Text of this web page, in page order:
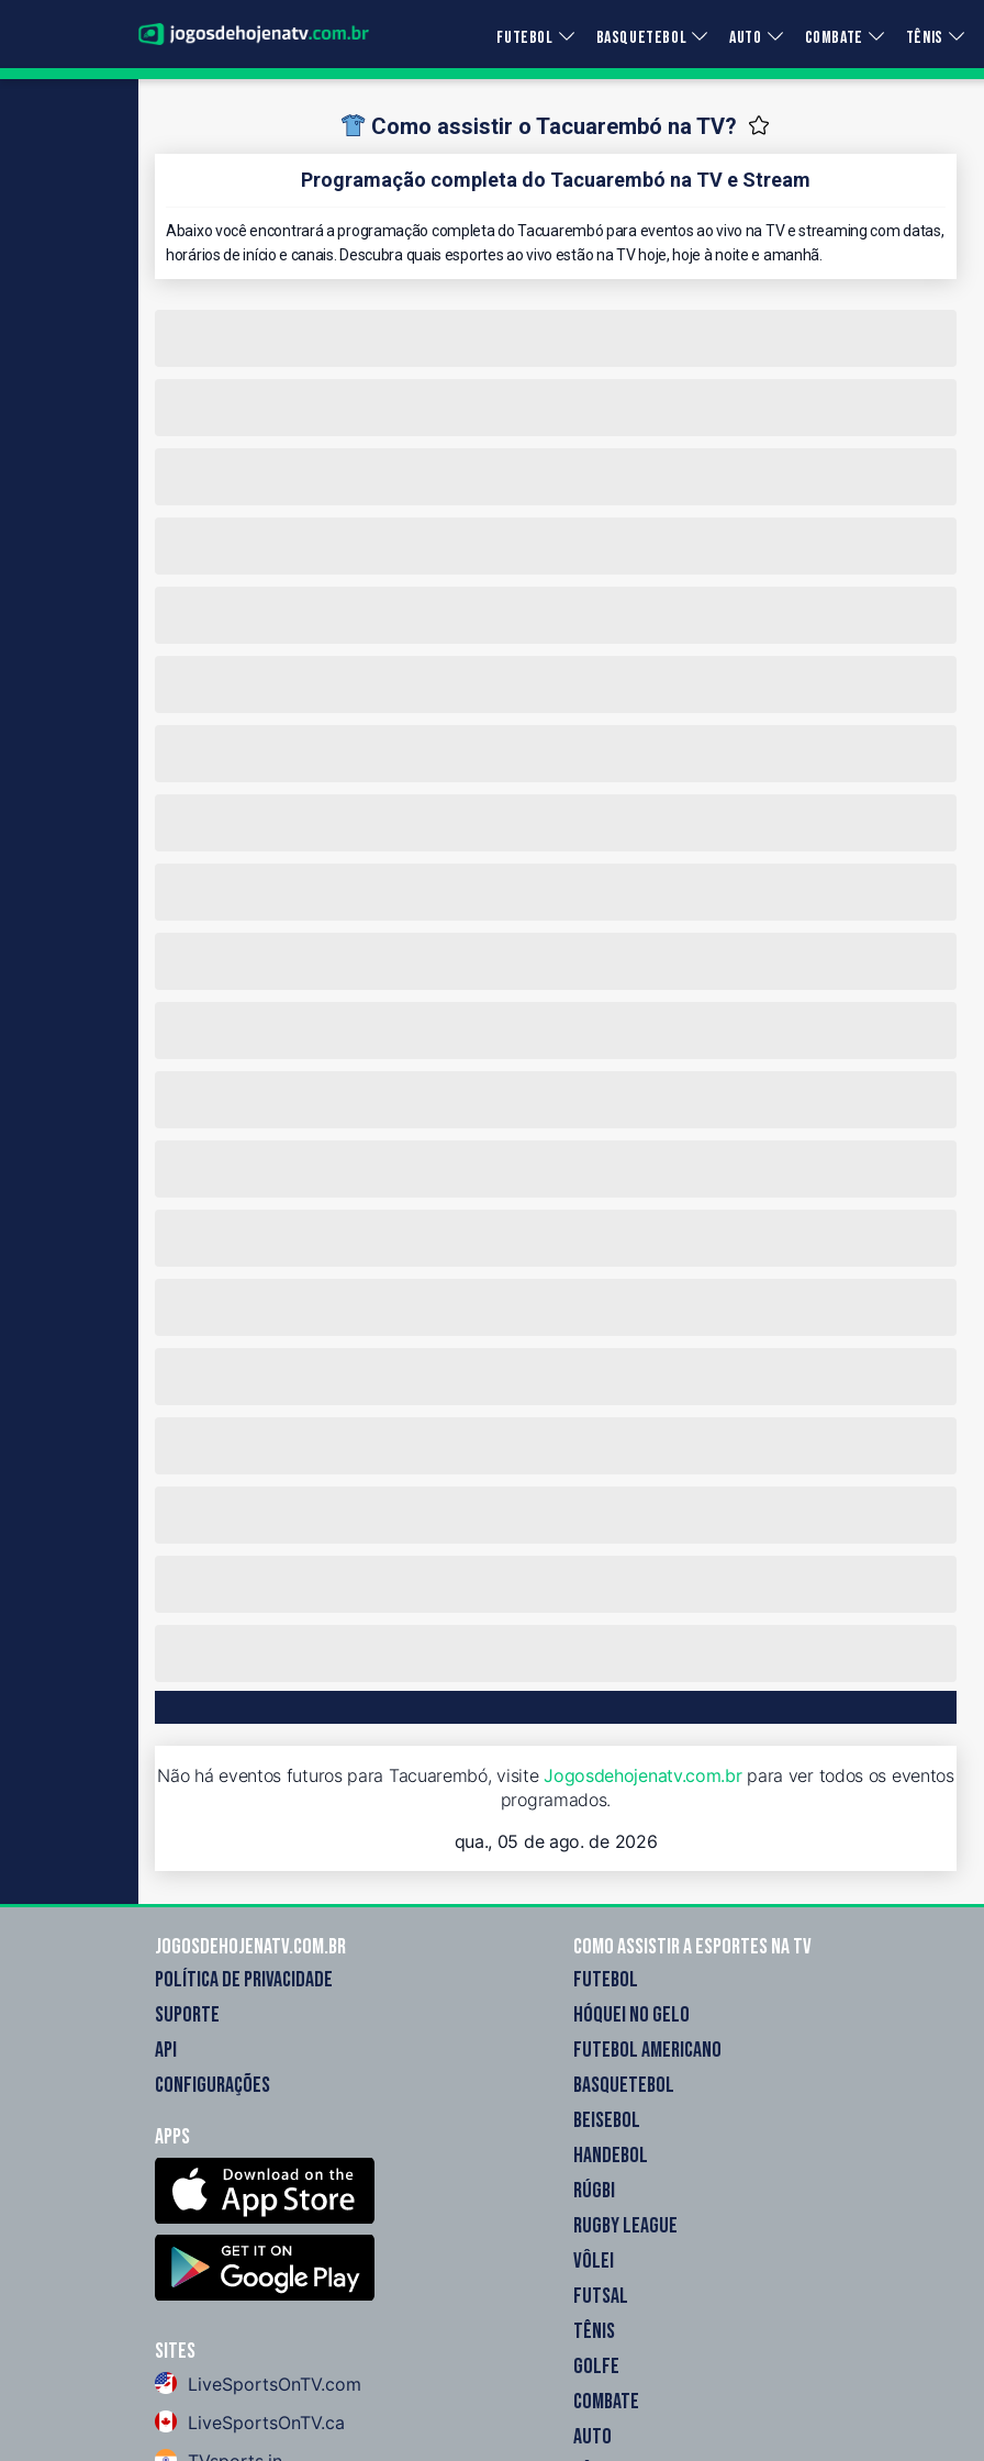
FUTEBOL BASQUETEBOL AUTO COMBATE TÊNIS
Como assistir o Tacuarembó na TV?
Programação completa do Tacuarembó na TV e Stream
Abaixo você encontrará a programação completa do Tacuarembó para eventos ao vivo na TV e streaming com datas,
horários de início e canais. Descubra quais esportes ao vivo estão na TV hoje, hoje à noite e amanhã.
Não há eventos futuros para Tacuarembó, visiteJogosdehojenatv.com.brpara ver todos os eventos
programados.
qua., 05 de ago. de 2026
Jogosdehojenatv.com.br
POLÍTICA DE PRIVACIDADE
SUPORTE
API
CONFIGURAÇÕES
Apps
Sites
LiveSportsOnTV.com
LiveSportsOnTV.ca
Como assistir a esportes na TV
FUTEBOL
HÓQUEI NO GELO
FUTEBOL AMERICANO
BASQUETEBOL
BEISEBOL
HANDEBOL
RÚGBI
RUGBY LEAGUE
VÔLEI
FUTSAL
TÊNIS
GOLFE
COMBATE
AUTO